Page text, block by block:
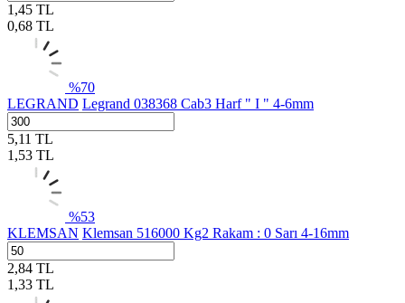
1,45 TL
0,68 TL
%70
LEGRAND Legrand 038368 Cab3 Harf " I " 4-6mm
5,11 TL
1,53 TL
%53
KLEMSAN Klemsan 516000 Kg2 Rakam : 0 Sarı 4-16mm
2,84 TL
1,33 TL